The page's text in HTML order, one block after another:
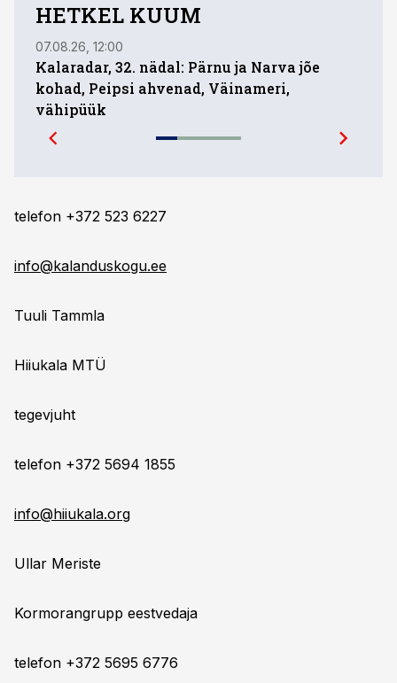
HETKEL KUUM
07.08.26, 12:00
Kalaradar, 32. nädal: Pärnu ja Narva jõe
kohad, Peipsi ahvenad, Väinameri,
vähipüük
telefon +372 523 6227
info@kalanduskogu.ee
Tuuli Tammla
Hiiukala MTÜ
tegevjuht
telefon +372 5694 1855
info@hiiukala.org
Ullar Meriste
Kormorangrupp eestvedaja
telefon +372 5695 6776